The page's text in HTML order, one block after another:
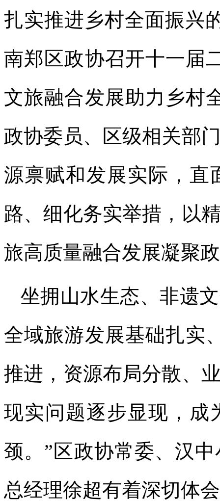
扎实推进乡村全面振兴
南郑区政协召开十一届
文旅融合发展助力乡村
政协委员、区级相关部
源禀赋和发展实际，直
路、细化务实举措，以
旅高质量融合发展凝聚
坐拥山水生态、非遗
全域旅游发展基础扎实
推进，资源布局分散、
现实问题逐步显现，成
颈。”区政协常委、汉
总经理徐超有着深切体